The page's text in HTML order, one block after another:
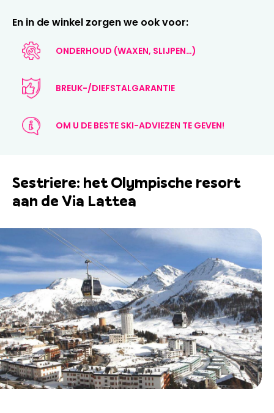
En in de winkel zorgen we ook voor:
ONDERHOUD (WAXEN, SLIJPEN…)
BREUK-/DIEFSTALGARANTIE
OM U DE BESTE SKI-ADVIEZEN TE GEVEN!
Sestriere: het Olympische resort
aan de Via Lattea